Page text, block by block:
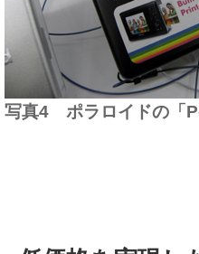
写真4 ポラロイドの「